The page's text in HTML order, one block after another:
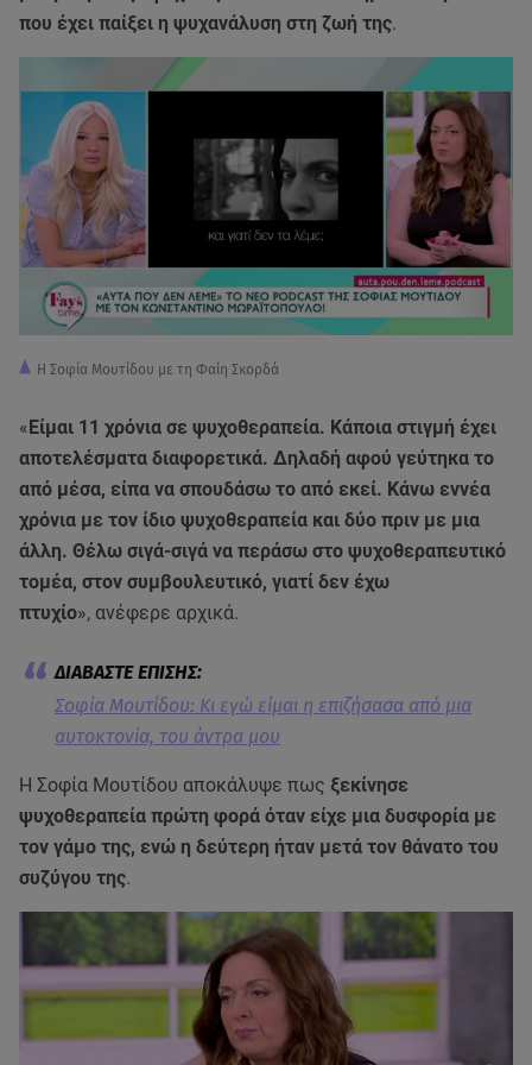
που έχει παίξει η ψυχανάλυση στη ζωή της.
Η Σοφία Μουτίδου με τη Φαίη Σκορδά
«Είμαι 11 χρόνια σε ψυχοθεραπεία. Κάποια στιγμή έχει
αποτελέσματα διαφορετικά. Δηλαδή αφού γεύτηκα το
από μέσα, είπα να σπουδάσω το από εκεί. Κάνω εννέα
χρόνια με τον ίδιο ψυχοθεραπεία και δύο πριν με μια
άλλη. Θέλω σιγά-σιγά να περάσω στο ψυχοθεραπευτικό
τομέα, στον συμβουλευτικό, γιατί δεν έχω
πτυχίο», ανέφερε αρχικά.
Σοφία Μουτίδου: Kι εγώ είμαι η επιζήσασα από μια
αυτοκτονία, του άντρα μου
Η Σοφία Μουτίδου αποκάλυψε πως ξεκίνησε
ψυχοθεραπεία πρώτη φορά όταν είχε μια δυσφορία με
τον γάμο της, ενώ η δεύτερη ήταν μετά τον θάνατο του
συζύγου της.